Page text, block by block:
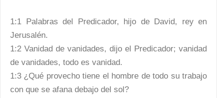
1:1 Palabras del Predicador, hijo de David, rey en
Jerusalén.
1:2 Vanidad de vanidades, dijo el Predicador; vanidad
de vanidades, todo es vanidad.
1:3 ¿Qué provecho tiene el hombre de todo su trabajo
con que se afana debajo del sol?